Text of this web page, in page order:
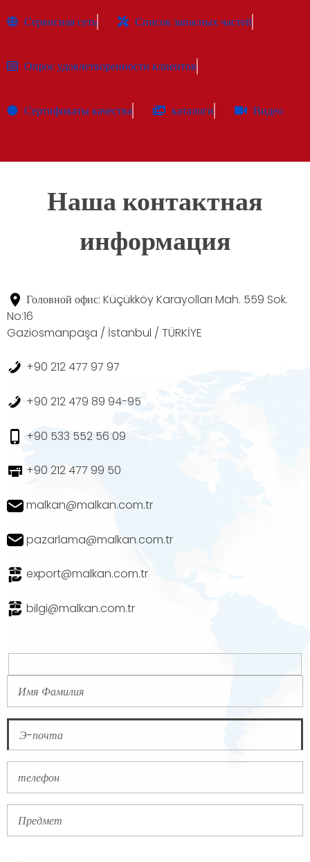
Сервисная сеть Список запасных частей
Опрос удовлетворенности клиентов
Сертификаты качества каталоги Видео
Наша контактная
информация
Головной офис: Küçükköy Karayolları Mah. 559 Sok.
No:16
Gaziosmanpaşa / İstanbul / TÜRKİYE
+90 212 477 97 97
+90 212 479 89 94-95
+90 533 552 56 09
+90 212 477 99 50
malkan@malkan.com.tr
pazarlama@malkan.com.tr
export@malkan.com.tr
bilgi@malkan.com.tr